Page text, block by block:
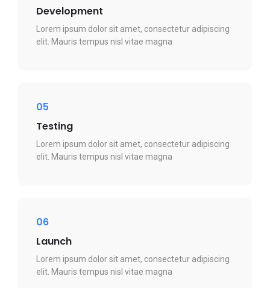
Development
Lorem ipsum dolor sit amet, consectetur adipiscing
elit. Mauris tempus nisl vitae magna
05
Testing
Lorem ipsum dolor sit amet, consectetur adipiscing
elit. Mauris tempus nisl vitae magna
06
Launch
Lorem ipsum dolor sit amet, consectetur adipiscing
elit. Mauris tempus nisl vitae magna